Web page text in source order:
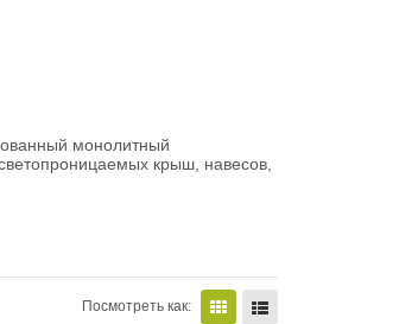
монолитный
крыш, навесов,
Посмотреть как: